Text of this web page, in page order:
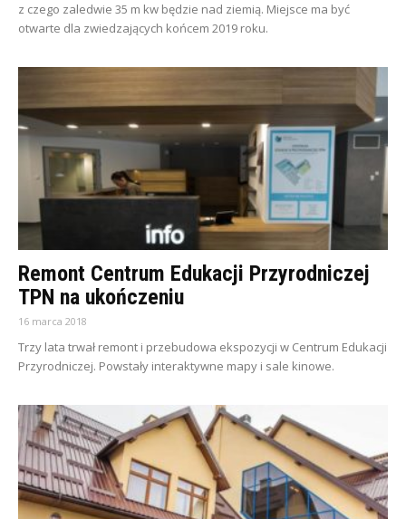
z czego zaledwie 35 m kw będzie nad ziemią. Miejsce ma być
otwarte dla zwiedzających końcem 2019 roku.
Remont Centrum Edukacji Przyrodniczej
TPN na ukończeniu
16 marca 2018
Trzy lata trwał remont i przebudowa ekspozycji w Centrum Edukacji
Przyrodniczej. Powstały interaktywne mapy i sale kinowe.